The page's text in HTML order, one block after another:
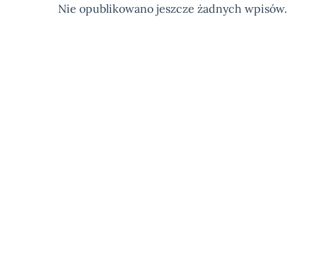
Nie opublikowano jeszcze żadnych wpisów.